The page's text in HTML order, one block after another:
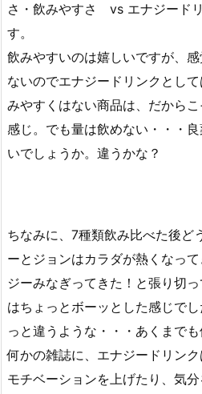
さ・飲みやすさ vs エナジード
す。
飲みやすいのは嬉しいですが、
ないのでエナジードリンクとし
みやすくはない商品は、だから
感じ。でも量は飲めない・・・
いでしょうか。違うかな？
ちなみに、7種類飲み比べた後ど
ーとジョンはカラダが熱くなっ
ジーみなぎってきた！と張り切
はちょっとボーッとした感じで
っと違うような・・・あくまでも
何かの雑誌に、エナジードリン
モチベーションを上げたり、気